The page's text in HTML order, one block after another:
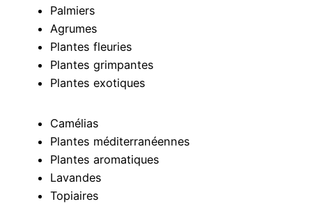
Palmiers
Agrumes
Plantes fleuries
Plantes grimpantes
Plantes exotiques
Camélias
Plantes méditerranéennes
Plantes aromatiques
Lavandes
Topiaires